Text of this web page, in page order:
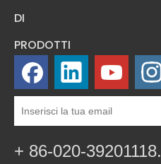
DI
PRODOTTI
+ 86-020-39201118.